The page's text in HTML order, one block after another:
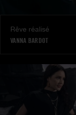
Rêve réalisé
VANNA BARDOT